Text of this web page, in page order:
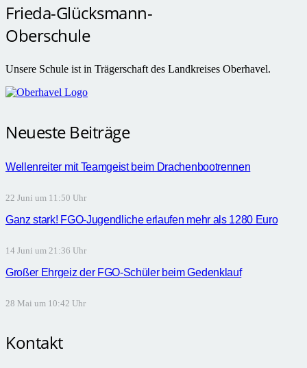
Frieda-Glücksmann-
Oberschule
Unsere Schule ist in Trägerschaft des Landkreises Oberhavel.
Neueste Beiträge
Wellenreiter mit Teamgeist beim Drachenbootrennen
22 Juni um 11:50 Uhr
Ganz stark! FGO-Jugendliche erlaufen mehr als 1280 Euro
14 Juni um 21:36 Uhr
Großer Ehrgeiz der FGO-Schüler beim Gedenklauf
28 Mai um 10:42 Uhr
Kontakt